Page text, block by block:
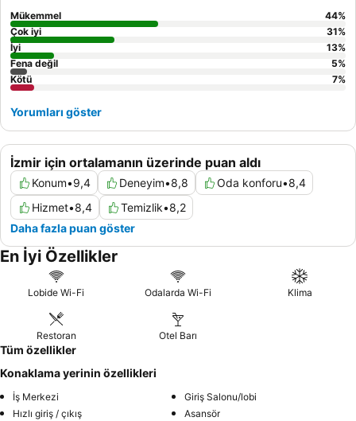
İzmir için ortalamanın üzerinde puan aldı
Konum•9,4 Deneyim•8,8 Oda konforu•8,4
Hizmet•8,4 Temizlik•8,2
Daha fazla puan göster
Mükemmel 44%
Çok iyi
31%
İyi
13%
Fena değil
5%
Kötü
7%
Yorumları göster
En İyi Özellikler
Lobide Wi-Fi Odalarda Wi-Fi Klima
Restoran Otel Barı
Tüm özellikler
Konaklama yerinin özellikleri
İş Merkezi
Giriş Salonu/lobi
Hızlı giriş / çıkış
Asansör